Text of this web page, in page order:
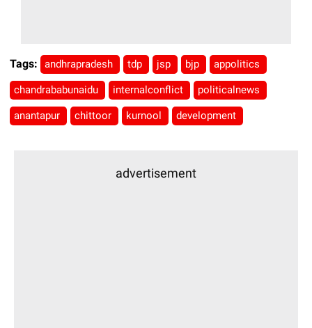
Tags: andhrapradesh tdp jsp bjp appolitics
chandrababunaidu internalconflict politicalnews
anantapur chittoor kurnool development
advertisement